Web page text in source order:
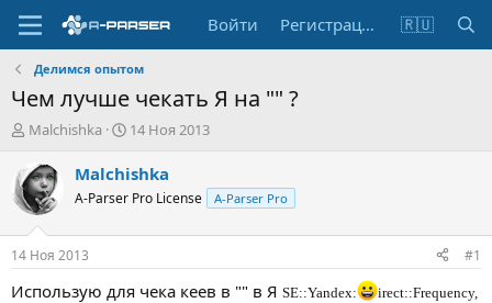
Войти Регистрация 🇷🇺
Делимся опытом
Чем лучше чекать Я на "" ?
А
т
о
р
т
е
м
ы
Malchishka
Д
т
н
а
л
14 Ноя 2013
Malchishka
A-Parser Pro License A-Parser Pro
14 Ноя 2013 #1
Использую для чека кеев в "" в Я SE::Yandex:
irect::Frequency,